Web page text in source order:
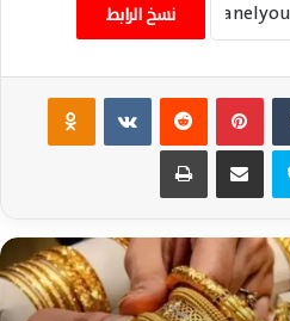
نسخ الرابط
بينتيريست ‏VKontakte
سكايب مشاركة عبر البريد طباعة